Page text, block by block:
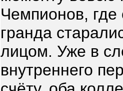
Чемпионов, где
гранда
лицом. Уже в
внутреннего